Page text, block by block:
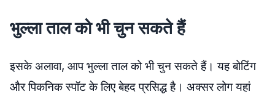
भुल्ला ताल को भी चुन सकते हैं
इसके अलावा, आप भुल्ला ताल को भी चुन सकते हैं। यह बोटिंग
और पिकनिक स्पॉट के लिए बेहद प्रसिद्ध है। अक्सर लोग यहां